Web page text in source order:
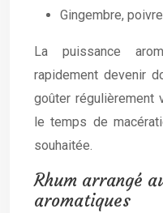
Gingembre,
La puissance
rapidement devenir
goûter régulièrement
le temps de
souhaitée.
Rhum arrangé
aromatiques